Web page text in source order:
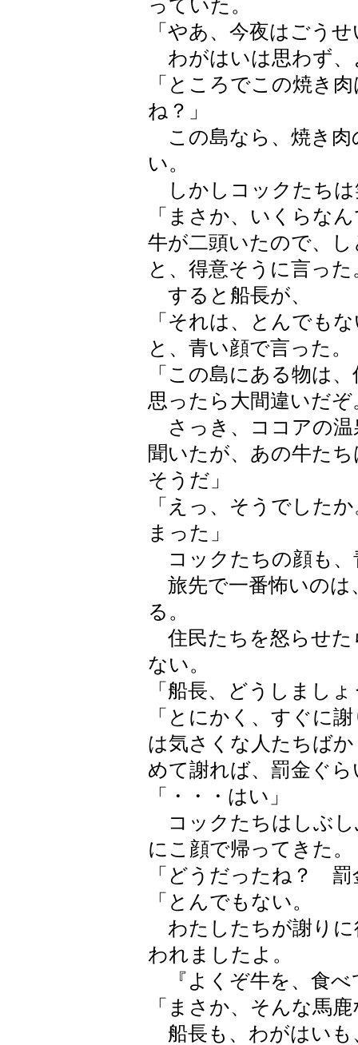
っていた。
「やあ、今夜はごう
わがはいは思わず、
「ところでこの焼き
ね？」
この島なら、焼き肉
い。
しかしコックたちは
「まさか、いくらな
牛が二頭いたので、
と、得意そうに言った
すると船長が、
「それは、とんでも
と、青い顔で言った。
「この島にある物は
思ったら大間違いだぞ
さっき、ココアの温
聞いたが、あの牛た
そうだ」
「えっ、そうでした
まった」
コックたちの顔も、
旅先で一番怖いのは
る。
住民たちを怒らせた
ない。
「船長、どうしまし
「とにかく、すぐに
は気さくな人たちば
めて謝れば、罰金ぐ
「・・・はい」
コックたちはしぶし
にこ顔で帰ってきた。
「どうだったね？
「とんでもない。
わたしたちが謝りに
われましたよ。
『よくぞ牛を、食べ
「まさか、そんな馬
船長も、わがはいも